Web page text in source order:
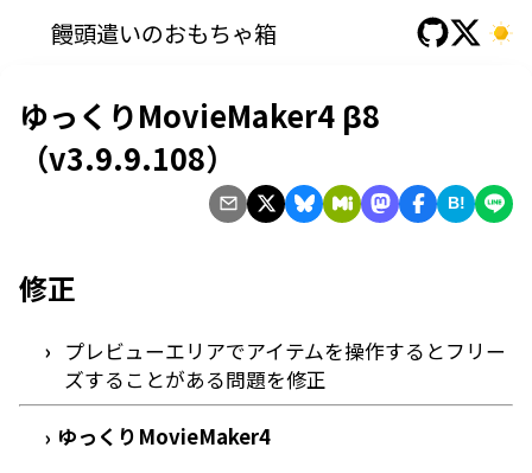
饅頭遣いのおもちゃ箱
ゆっくりMovieMaker4 β8
（v3.9.9.108）
B!
修正
プレビューエリアでアイテムを操作するとフリー
ズすることがある問題を修正
› ゆっくりMovieMaker4